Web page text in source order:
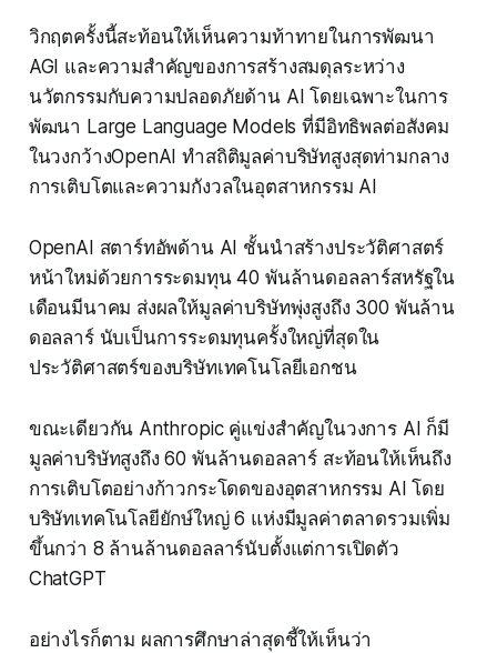
วิกฤตครั้งนี้สะท้อนให้เห็นความท้าทายในการพัฒนา
AGI และความสำคัญของการสร้างสมดุลระหว่าง
นวัตกรรมกับความปลอดภัยด้าน AI โดยเฉพาะในการ
พัฒนา Large Language Models ที่มีอิทธิพลต่อสังคม
ในวงกว้างOpenAI ทำสถิติมูลค่าบริษัทสูงสุดท่ามกลาง
การเติบโตและความกังวลในอุตสาหกรรม AI
OpenAI สตาร์ทอัพด้าน AI ชั้นนำสร้างประวัติศาสตร์
หน้าใหม่ด้วยการระดมทุน 40 พันล้านดอลลาร์สหรัฐใน
เดือนมีนาคม ส่งผลให้มูลค่าบริษัทพุ่งสูงถึง 300 พันล้าน
ดอลลาร์ นับเป็นการระดมทุนครั้งใหญ่ที่สุดใน
ประวัติศาสตร์ของบริษัทเทคโนโลยีเอกชน
ขณะเดียวกัน Anthropic คู่แข่งสำคัญในวงการ AI ก็มี
มูลค่าบริษัทสูงถึง 60 พันล้านดอลลาร์ สะท้อนให้เห็นถึง
การเติบโตอย่างก้าวกระโดดของอุตสาหกรรม AI โดย
บริษัทเทคโนโลยียักษ์ใหญ่ 6 แห่งมีมูลค่าตลาดรวมเพิ่ม
ขึ้นกว่า 8 ล้านล้านดอลลาร์นับตั้งแต่การเปิดตัว
ChatGPT
อย่างไรก็ตาม ผลการศึกษาล่าสุดชี้ให้เห็นว่า